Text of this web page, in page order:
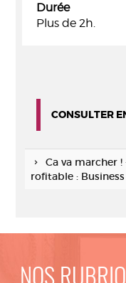
Durée
Plus de 2h.
CONSULTER
Ca va marcher
rofitable :